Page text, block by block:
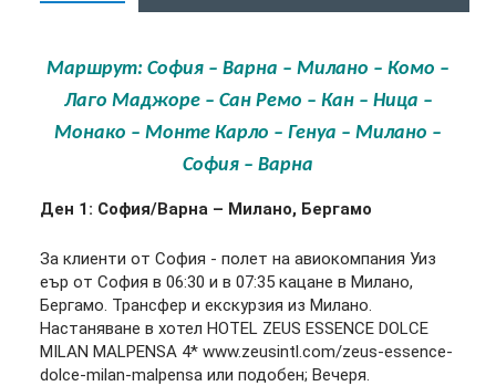
Маршрут: София – Варна – Милано – Комо –
Лаго Маджоре – Сан Ремо – Кан – Ница –
Монако – Монте Карло – Генуа – Милано –
София – Варна
Ден 1: София/Варна – Милано, Бергамо
За клиенти от София - полет на авиокомпания Уиз
еър от София в 06:30 и в 07:35 кацане в Милано,
Бергамо. Трансфер и екскурзия из Милано.
Настаняване в хотел HOTEL ZEUS ESSENCE DOLCE
MILAN MALPENSA 4* www.zeusintl.com/zeus-essence-
dolce-milan-malpensa или подобен; Вечеря.